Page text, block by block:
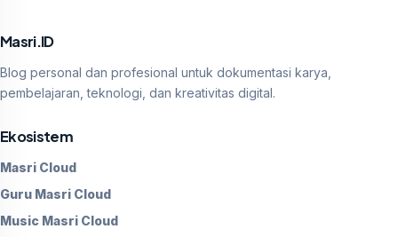
Masri.ID
Blog personal dan profesional untuk dokumentasi karya,
pembelajaran, teknologi, dan kreativitas digital.
Ekosistem
Masri Cloud
Guru Masri Cloud
Music Masri Cloud